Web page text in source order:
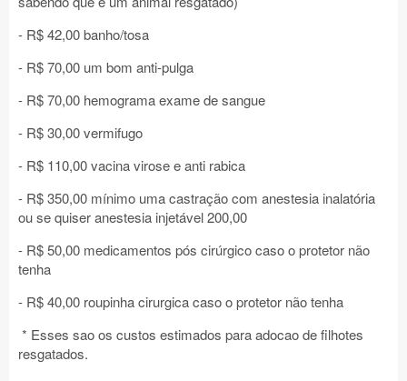
- R$ 42,00 banho/tosa
- R$ 70,00 um bom anti-pulga
- R$ 70,00 hemograma exame de sangue
- R$ 30,00 vermifugo
- R$ 110,00 vacina virose e anti rabica
- R$ 350,00 mínimo uma castração com anestesia inalatória
ou se quiser anestesia injetável 200,00
- R$ 50,00 medicamentos pós cirúrgico caso o protetor não
tenha
- R$ 40,00 roupinha cirurgica caso o protetor não tenha
* Esses sao os custos estimados para adocao de filhotes
resgatados.